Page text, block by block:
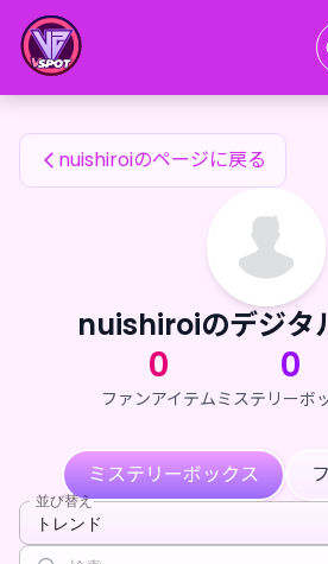
nuishiroiのファンアイテム
nuishiroiのページに戻る
nuishiroiのデジタ
0
ファンアイテム
0
ミステリーボ
ミステリーボックス
並び替え
トレンド
nuishiroiのファンアイテム — 24karat